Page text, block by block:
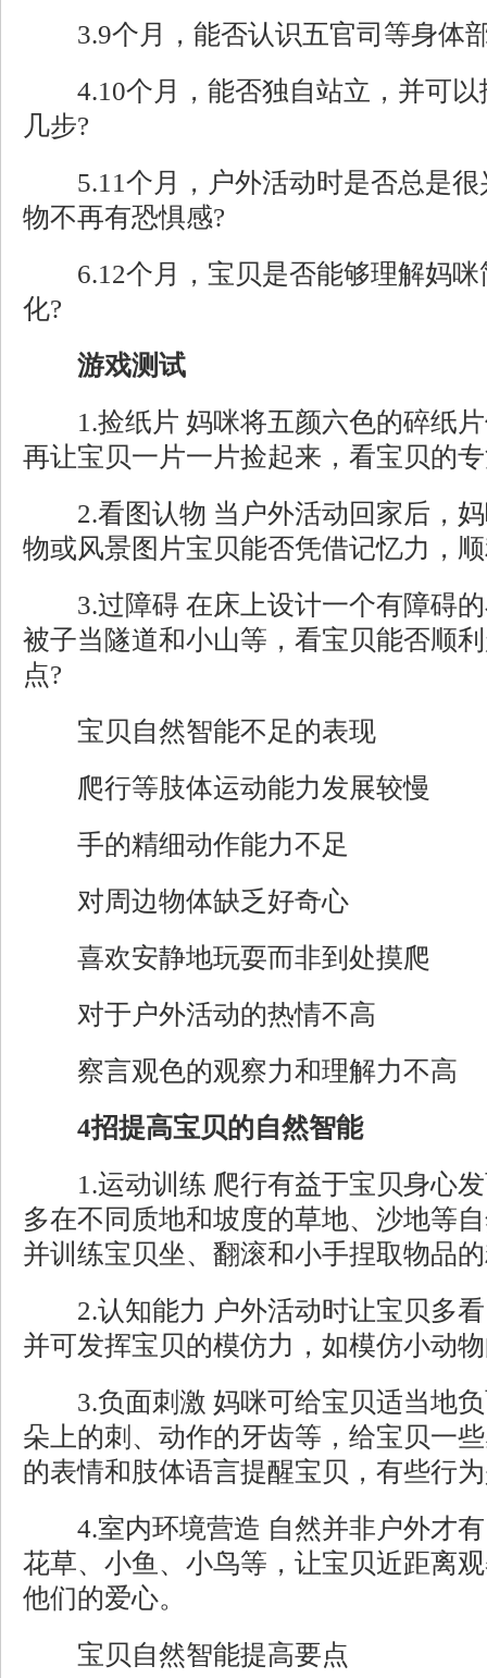
3.9个月，能否认识五官司等身体
4.10个月，能否独自站立，并可以
几步?
5.11个月，户外活动时是否总是很
物不再有恐惧感?
6.12个月，宝贝是否能够理解妈咪
化?
游戏测试
1.捡纸片 妈咪将五颜六色的碎纸片
再让宝贝一片一片捡起来，看宝贝的
2.看图认物 当户外活动回家后，妈
物或风景图片宝贝能否凭借记忆力，
3.过障碍 在床上设计一个有障碍的
被子当隧道和小山等，看宝贝能否顺
点?
宝贝自然智能不足的表现
爬行等肢体运动能力发展较慢
手的精细动作能力不足
对周边物体缺乏好奇心
喜欢安静地玩耍而非到处摸爬
对于户外活动的热情不高
察言观色的观察力和理解力不高
4招提高宝贝的自然智能
1.运动训练 爬行有益于宝贝身心发
多在不同质地和坡度的草地、沙地等
并训练宝贝坐、翻滚和小手捏取物品
2.认知能力 户外活动时让宝贝多看
并可发挥宝贝的模仿力，如模仿小动
3.负面刺激 妈咪可给宝贝适当地负
朵上的刺、动作的牙齿等，给宝贝一
的表情和肢体语言提醒宝贝，有些行
4.室内环境营造 自然并非户外才有
花草、小鱼、小鸟等，让宝贝近距离
他们的爱心。
宝贝自然智能提高要点